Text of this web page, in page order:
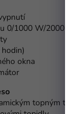
0/1000 W/2000 W
hodin)
okna
topným